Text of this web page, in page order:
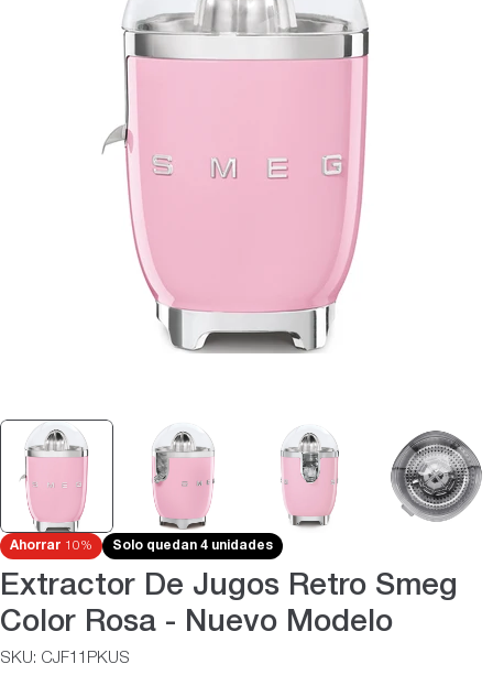
medios 0 en modal
Ahorrar 10% Solo quedan 4 unidades
Extractor De Jugos Retro Smeg
Color Rosa - Nuevo Modelo
SKU: CJF11PKUS